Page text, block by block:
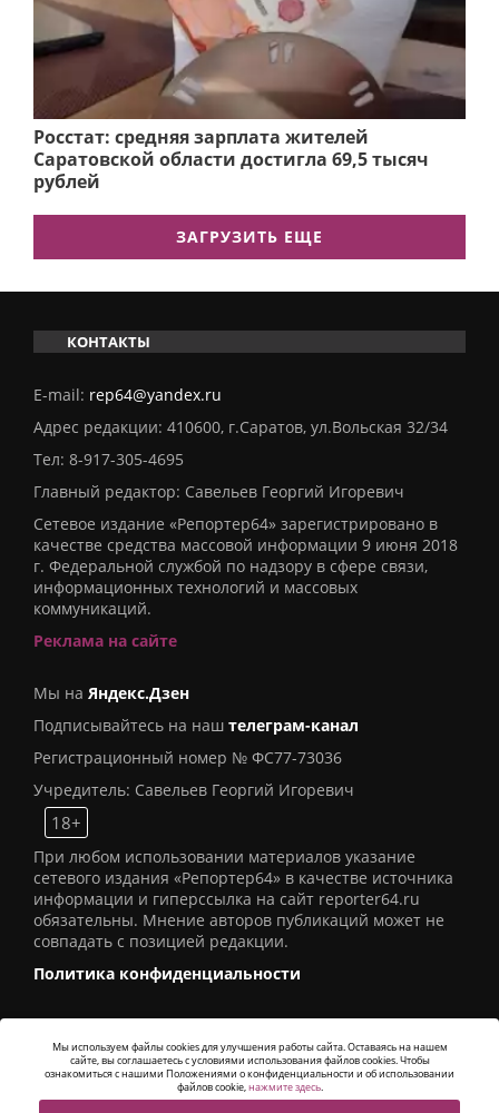
Росстат: средняя зарплата жителей
Саратовской области достигла 69,5 тысяч
рублей
ЗАГРУЗИТЬ ЕЩЕ
КОНТАКТЫ
E-mail: rep64@yandex.ru
Адрес редакции: 410600, г.Саратов, ул.Вольская 32/34
Тел: 8-917-305-4695
Главный редактор: Савельев Георгий Игоревич
Сетевое издание «Репортер64» зарегистрировано в
качестве средства массовой информации 9 июня 2018
г. Федеральной службой по надзору в сфере связи,
информационных технологий и массовых
коммуникаций.
Реклама на сайте
Мы на Яндекс.Дзен
Подписывайтесь на наш телеграм-канал
Регистрационный номер № ФС77-73036
Учредитель: Савельев Георгий Игоревич
18+
При любом использовании материалов указание
сетевого издания «Репортер64» в качестве источника
информации и гиперссылка на сайт reporter64.ru
обязательны. Мнение авторов публикаций может не
совпадать с позицией редакции.
Политика конфиденциальности
© 2016СИ «Репортер64». Все права защищены -
Alatis Studio
Мы используем файлы cookies для улучшения работы сайта. Оставаясь на нашем
сайте, вы соглашаетесь с условиями использования файлов cookies. Чтобы
ознакомиться с нашими Положениями о конфиденциальности и об использовании
файлов cookie,нажмите здесь.